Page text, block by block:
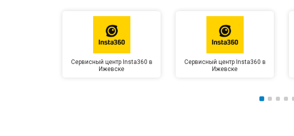
Сервисный центр Insta360 в
Ижевске
Сервисный центр Insta360 в
Ижевске